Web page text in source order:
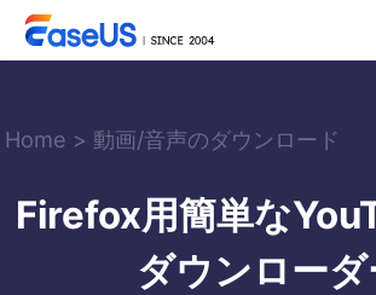
Home > 動画/音声のダウンロード
Firefox用簡単な
ダウンローダ